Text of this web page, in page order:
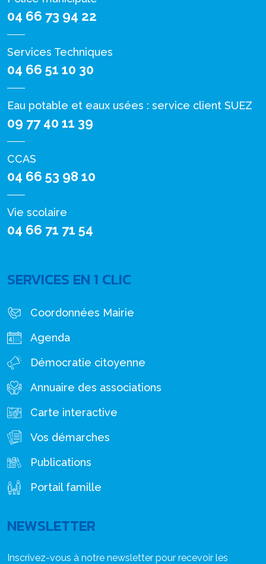
04 66 73 94 22
Services Techniques
04 66 51 10 30
Eau potable et eaux usées : service client SUEZ
09 77 40 11 39
CCAS
04 66 53 98 10
Vie scolaire
04 66 71 71 54
SERVICES EN 1 CLIC
Coordonnées Mairie
Agenda
Démocratie citoyenne
Annuaire des associations
Carte interactive
Vos démarches
Publications
Portail famille
NEWSLETTER
Inscrivez-vous à notre newsletter pour recevoir les